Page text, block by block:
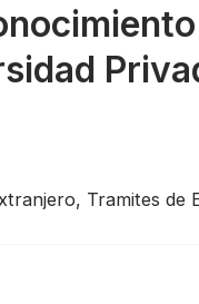
, Tramites de